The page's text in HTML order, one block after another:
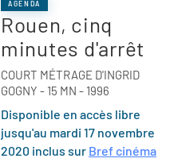
AGENDA
Rouen, cinq
minutes d'arrêt
COURT MÉTRAGE D'INGRID
GOGNY - 15 MN - 1996
Disponible en accès libre
jusqu'au mardi 17 novembre
2020 inclus sur Bref cinéma